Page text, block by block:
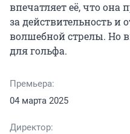
впечатляет её, что она
за действительность и
волшебной стрелы. Но
для гольфа.
Премьера:
04 марта 2025
Директор: